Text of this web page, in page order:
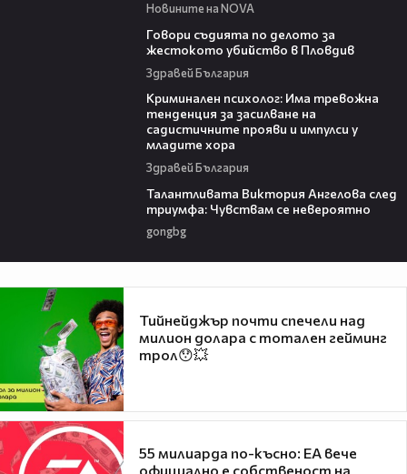
Новините на NOVA
Говори съдията по делото за
жестокото убийство в Пловдив
Здравей България
Криминален психолог: Има тревожна
тенденция за засилване на
садистичните прояви и импулси у
младите хора
Здравей България
Талантливата Виктория Ангелова след
триумфа: Чувствам се невероятно
gongbg
Тийнейджър почти спечели над
милион долара с тотален гейминг
трол😯💥
55 милиарда по-късно: EA вече
официално е собственост на